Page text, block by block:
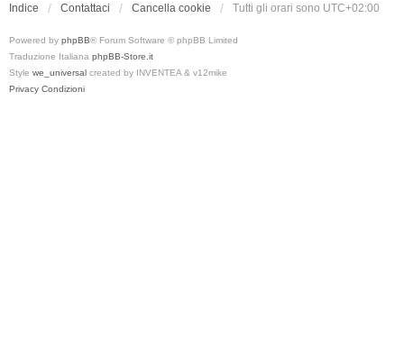
Indice Contattaci Cancella cookie Tutti gli orari sono UTC+02:00
Powered by phpBB® Forum Software © phpBB Limited
Traduzione Italiana phpBB-Store.it
Style we_universal created by INVENTEA & v12mike
Privacy Condizioni